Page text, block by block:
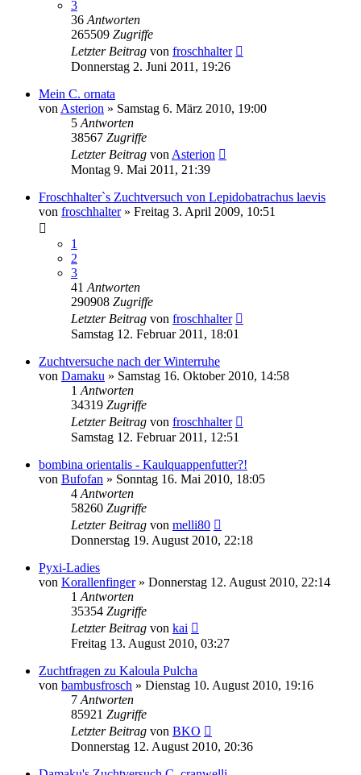
3
36 Antworten
265509 Zugriffe
Letzter Beitrag von froschhalter
Donnerstag 2. Juni 2011, 19:26
Mein C. ornata
von Asterion » Samstag 6. März 2010, 19:00
5 Antworten
38567 Zugriffe
Letzter Beitrag von Asterion
Montag 9. Mai 2011, 21:39
Froschhalter`s Zuchtversuch von Lepidobatrachus laevis
von froschhalter» Freitag 3. April 2009, 10:51
1
2
3
41 Antworten
290908 Zugriffe
Letzter Beitrag von froschhalter
Samstag 12. Februar 2011, 18:01
Zuchtversuche nach der Winterruhe
von Damaku » Samstag 16. Oktober 2010, 14:58
1 Antworten
34319 Zugriffe
Letzter Beitrag von froschhalter
Samstag 12. Februar 2011, 12:51
bombina orientalis - Kaulquappenfutter?!
von Bufofan » Sonntag 16. Mai 2010, 18:05
4 Antworten
58260 Zugriffe
Letzter Beitrag von melli80
Donnerstag 19. August 2010, 22:18
Pyxi-Ladies
von Korallenfinger» Donnerstag 12. August 2010, 22:14
1 Antworten
35354 Zugriffe
Letzter Beitrag von kai
Freitag 13. August 2010, 03:27
Zuchtfragen zu Kaloula Pulcha
von bambusfrosch » Dienstag 10. August 2010, 19:16
7 Antworten
85921 Zugriffe
Letzter Beitrag von BKO
Donnerstag 12. August 2010, 20:36